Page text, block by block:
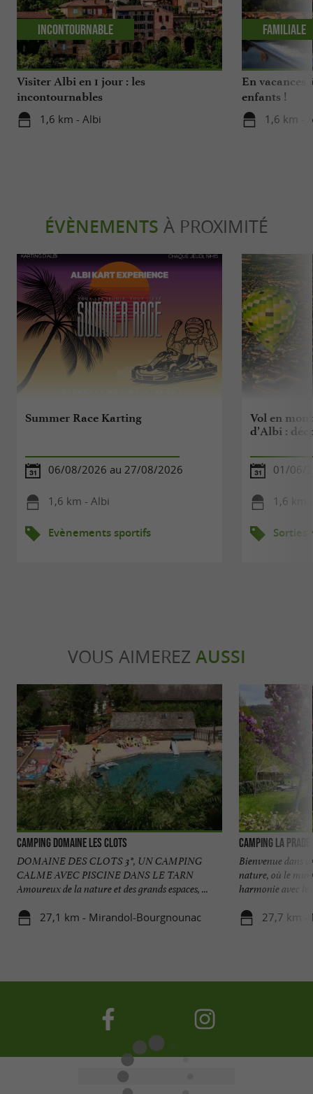
Visiter Albi en 1 jour : les
incontournables
1,6 km - Albi
Incontournable
En vacances
enfants !
1,6 km -
Familiale
ÉVÈNEMENTS À PROXIMITÉ
Summer Race Karting
06/08/2026 au 27/08/2026
1,6 km - Albi
Evènements sportifs
Vol en
d’Albi :
01/06/
1,6 km
Sorties
VOUS AIMEREZ AUSSI
Camping Domaine les Clots
DOMAINE DES CLOTS 3*, UN CAMPING
CALME AVEC PISCINE DANS LE TARN
Amoureux de la nature et des grands espaces, ...
27,1 km - Mirandol-Bourgnounac
Camping La Prade
Bienvenue dans
nature, où le
harmonie avec le
27,7 km -